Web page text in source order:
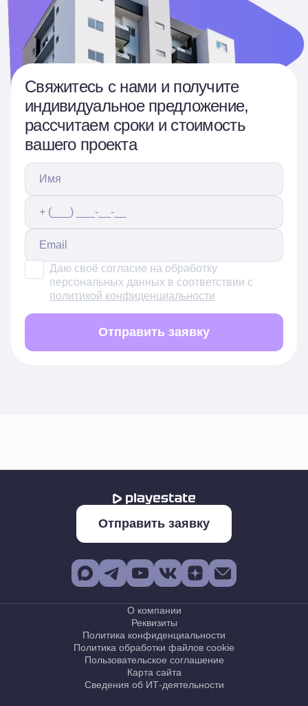
Свяжитесь с нами и получите
индивидуальное предложение,
рассчитаем сроки и стоимость
вашего проекта
Даю своё согласие на обработку
персональных данных в соответствии с
политикой конфиденциальности
Отправить заявку
Отправить заявку
О компании
Реквизиты
Политика конфиденциальности
Политика обработки файлов cookie
Пользовательское соглашение
Карта сайта
Сведения об ИТ-деятельности